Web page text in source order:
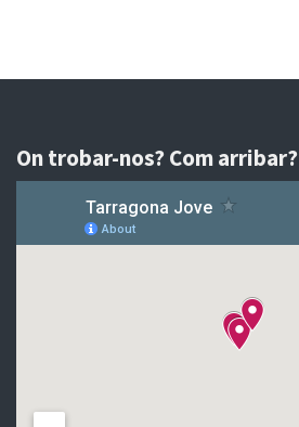
On trobar-nos? Com arribar?